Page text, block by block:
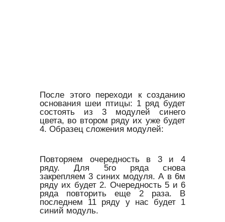
После этого переходи к созданию
основания шеи птицы: 1 ряд будет
состоять из 3 модулей синего
цвета, во втором ряду их уже будет
4. Образец сложения модулей:
Повторяем очередность в 3 и 4
ряду. Для 5го ряда снова
закрепляем 3 синих модуля. А в 6м
ряду их будет 2. Очередность 5 и 6
ряда повторить еще 2 раза. В
последнем 11 ряду у нас будет 1
синий модуль.